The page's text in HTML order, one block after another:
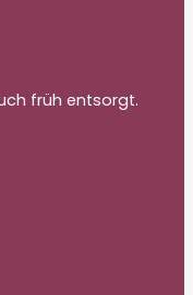
früh entsorgt.